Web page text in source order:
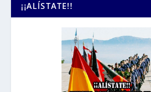
¡¡ALÍSTATE!!